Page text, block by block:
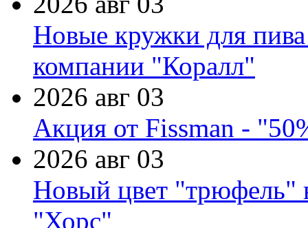
Новые кружки для
компании "Коралл"
2026 авг 03
Акция от Fissman -
2026 авг 03
Новый цвет "трюфель"
"Хорс"